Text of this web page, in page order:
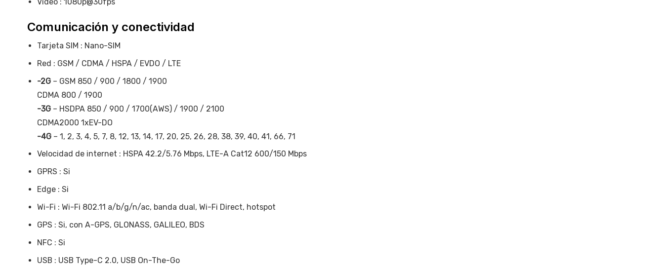
Comunicación y conectividad
Tarjeta SIM : Nano-SIM
Red : GSM / CDMA / HSPA / EVDO / LTE
-2G – GSM 850 / 900 / 1800 / 1900
CDMA 800 / 1900
-3G – HSDPA 850 / 900 / 1700(AWS) / 1900 / 2100
CDMA2000 1xEV-DO
-4G – 1, 2, 3, 4, 5, 7, 8, 12, 13, 14, 17, 20, 25, 26, 28, 38, 39, 40, 41, 66, 71
Velocidad de internet : HSPA 42.2/5.76 Mbps, LTE-A Cat12 600/150 Mbps
GPRS : Si
Edge : Si
Wi-Fi : Wi-Fi 802.11 a/b/g/n/ac, banda dual, Wi-Fi Direct, hotspot
GPS : Si, con A-GPS, GLONASS, GALILEO, BDS
NFC : Si
USB : USB Type-C 2.0, USB On-The-Go